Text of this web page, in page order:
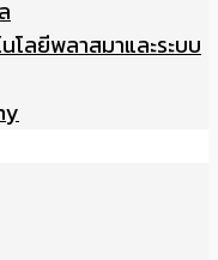
โลยีพลาสมาและระบบ